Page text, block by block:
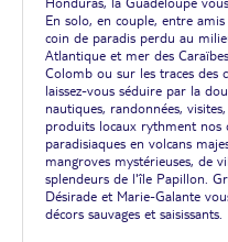
En solo, en couple, entre
coin de paradis perdu au
Atlantique et mer des
Colomb ou sur les traces des
laissez-vous séduire par la
nautiques, randonnées,
produits locaux rythment nos
paradisiaques en volcans
mangroves mystérieuses, de
splendeurs de l'île Papillon.
Désirade et Marie-Galante
décors sauvages et saisissants.